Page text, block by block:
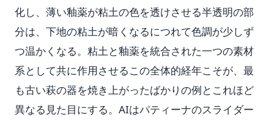
化し、薄い釉薬が粘土の色を透けさせる半透明の部
分は、下地の粘土が暗くなるにつれて色調が少しず
つ温かくなる。粘土と釉薬を統合された一つの素材
系として共に作用させるこの全体的経年こそが、最
も古い萩の器を焼き上がったばかりの例とこれほど
異なる見た目にする。AIはパティーナのスライダー